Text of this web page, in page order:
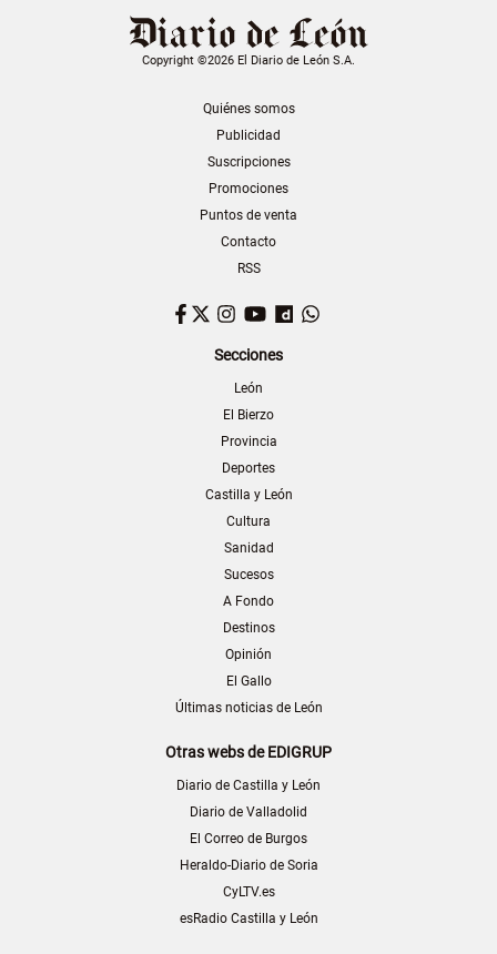
Copyright ©2026 El Diario de León S.A.
Quiénes somos
Publicidad
Suscripciones
Promociones
Puntos de venta
Contacto
RSS
Facebook
TwitterInstagram
YouTubeDailymotion
Secciones
León
El Bierzo
Provincia
Deportes
Castilla y León
Cultura
Sanidad
Sucesos
A Fondo
Destinos
Opinión
El Gallo
Últimas noticias de León
Otras webs de EDIGRUP
Diario de Castilla y León
Diario de Valladolid
El Correo de Burgos
Heraldo-Diario de Soria
CyLTV.es
esRadio Castilla y León